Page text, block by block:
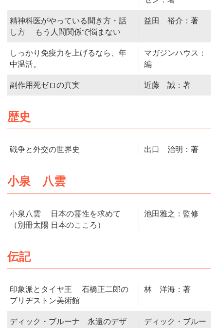
精神科医がやっている聞き方・話
し方 もう人間関係で悩まない
益田 裕介：著
しっかり免疫力を上げるなら、年
中温活。
マガジンハウス：
編
副作用死ゼロの真実 近藤 誠：著
歴史
戦争と外交の世界史 出口 治明：著
小泉 八雲
小泉八雲 日本の霊性を求めて
（別冊太陽 日本のこころ）
池田雅之：監修
伝記
印象派とタイヤ王 石橋正二郎の
ブリヂストン美術館
林 洋海：著
ディック・ブルーナ 永遠のデザ
ディック・ブルー